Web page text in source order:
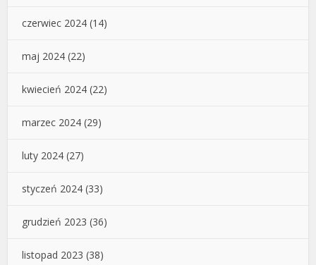
czerwiec 2024 (14)
maj 2024 (22)
kwiecień 2024 (22)
marzec 2024 (29)
luty 2024 (27)
styczeń 2024 (33)
grudzień 2023 (36)
listopad 2023 (38)